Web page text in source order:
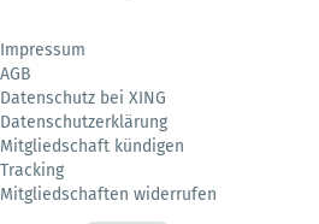
Impressum
AGB
Datenschutz bei XING
Datenschutzerklärung
Mitgliedschaft kündigen
Tracking
Mitgliedschaften widerrufen